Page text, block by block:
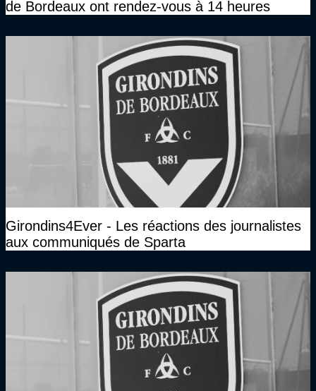
de Bordeaux ont rendez-vous à 14 heures
Girondins4Ever - Les réactions des journalistes
aux communiqués de Sparta